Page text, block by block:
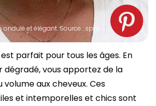
et élégant. Source : spm
parfait pour tous les âges. En
dégradé, vous apportez de la
aux cheveux. Ces
et intemporelles et chics sont